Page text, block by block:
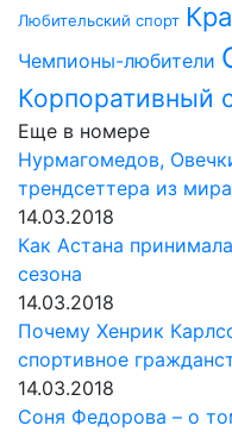
Любительский спорт
Чемпионы-любители
Корпоративный
Еще в номере
Нурмагомедов,
трендсеттера из
14.03.2018
Как Астана
сезона
14.03.2018
Почему Хенрик
спортивное
14.03.2018
Соня Федорова – о